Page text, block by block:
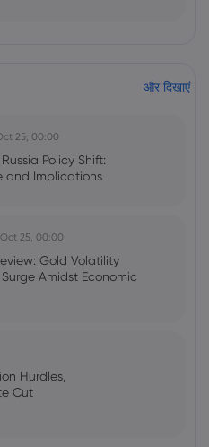
Outlook
Fed Rate
Way
और दिखाएं
25, 00:00
Policy Shift:
and Implications
25, 00:00
Gold Volatility
Amidst Economic
Hurdles,
Cut